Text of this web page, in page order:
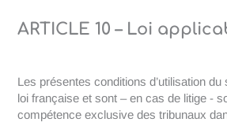
ARTICLE 10 – Loi
Les présentes conditions d’utilisation
loi française et sont – en cas de litige -
compétence exclusive des tribunaux